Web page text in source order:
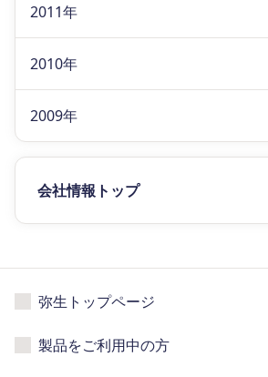
2011年
2010年
2009年
会社情報トップ
弥生トップページ
製品をご利用中の方